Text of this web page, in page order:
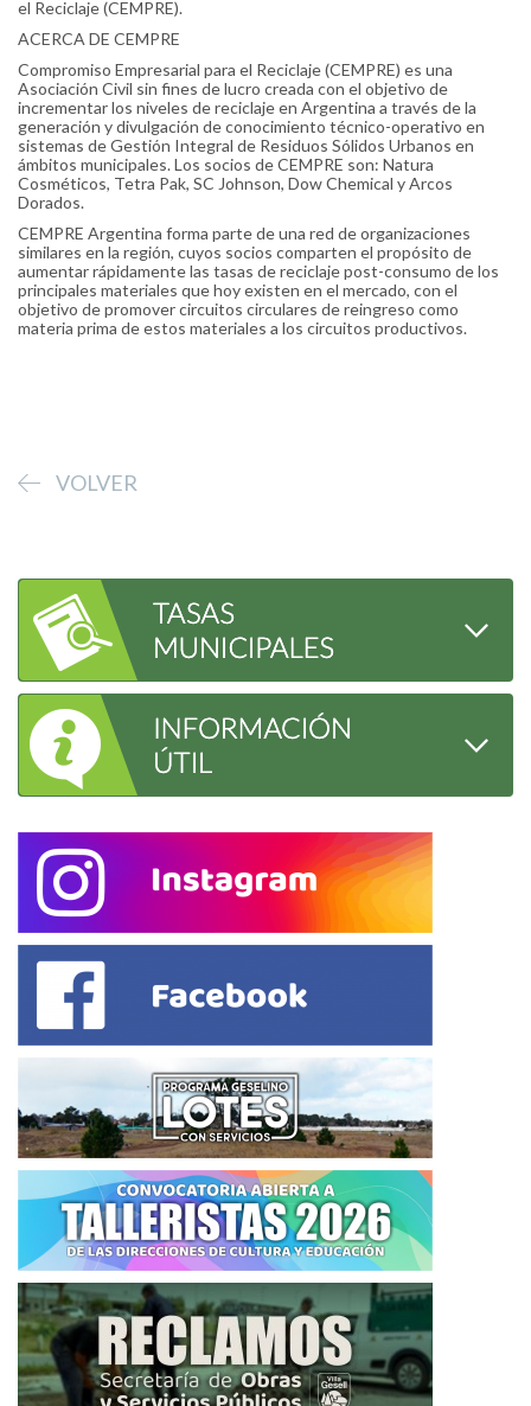
el Reciclaje (CEMPRE).
ACERCA DE CEMPRE
Compromiso Empresarial para el Reciclaje (CEMPRE) es una
Asociación Civil sin fines de lucro creada con el objetivo de
incrementar los niveles de reciclaje en Argentina a través de la
generación y divulgación de conocimiento técnico-operativo en
sistemas de Gestión Integral de Residuos Sólidos Urbanos en
ámbitos municipales. Los socios de CEMPRE son: Natura
Cosméticos, Tetra Pak, SC Johnson, Dow Chemical y Arcos
Dorados.
CEMPRE Argentina forma parte de una red de organizaciones
similares en la región, cuyos socios comparten el propósito de
aumentar rápidamente las tasas de reciclaje post-consumo de los
principales materiales que hoy existen en el mercado, con el
objetivo de promover circuitos circulares de reingreso como
materia prima de estos materiales a los circuitos productivos.
VOLVER